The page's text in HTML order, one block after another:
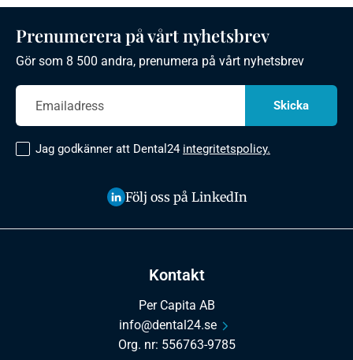
Kontakt
Per Capita AB
info@dental24.se
Org. nr: 556763-9785
Prenumerera på vårt nyhetsbrev
Gör som 8 500 andra, prenumera på vårt nyhetsbrev
Jag godkänner att Dental24 integritetspolicy.
Följ oss på LinkedIn